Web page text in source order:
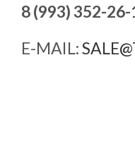
8 (993) 352-
E-MAIL: